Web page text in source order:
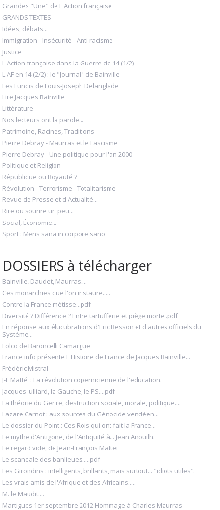
Grandes "Une" de L'Action française
GRANDS TEXTES
Idées, débats...
Immigration - Insécurité - Anti racisme
Justice
L'Action française dans la Guerre de 14 (1/2)
L'AF en 14 (2/2) : le "Journal" de Bainville
Les Lundis de Louis-Joseph Delanglade
Lire Jacques Bainville
Littérature
Nos lecteurs ont la parole...
Patrimoine, Racines, Traditions
Pierre Debray - Maurras et le Fascisme
Pierre Debray - Une politique pour l'an 2000
Politique et Religion
République ou Royauté ?
Révolution - Terrorisme - Totalitarisme
Revue de Presse et d'Actualité...
Rire ou sourire un peu...
Social, Économie...
Sport : Mens sana in corpore sano
DOSSIERS à télécharger
Bainville, Daudet, Maurras....
Ces monarchies que l'on instaure.....
Contre la France métisse...pdf
Diversité ? Différence ? Entre tartufferie et piège mortel.pdf
En réponse aux élucubrations d'Eric Besson et d'autres officiels du
Système...
Folco de Baroncelli Camargue
France info présente L'Histoire de France de Jacques Bainville...
Frédéric Mistral
J-F Mattéi : La révolution copernicienne de l'education.
Jacques Julliard, la Gauche, le PS....pdf
La théorie du Genre, destruction sociale, morale, politique....
Lazare Carnot : aux sources du Génocide vendéen...
Le dossier du Point : Ces Rois qui ont fait la France...
Le mythe d'Antigone, de l'Antiquité à... Jean Anouilh.
Le regard vide, de Jean-François Mattéi
Le scandale des banlieues.....pdf
Les Girondins : intelligents, brillants, mais surtout... "idiots utiles".
Les vrais amis de l'Afrique et des Africains.....
M. le Maudit....
Martigues 1er septembre 2012 Hommage à Charles Maurras